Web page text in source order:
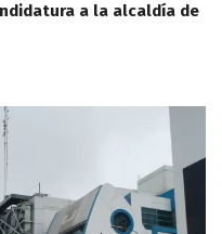
a la alcaldía de